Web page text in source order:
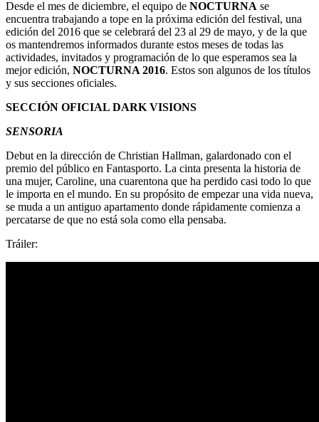
Desde el mes de diciembre, el equipo de NOCTURNA se
encuentra trabajando a tope en la próxima edición del festival, una
edición del 2016 que se celebrará del 23 al 29 de mayo, y de la que
os mantendremos informados durante estos meses de todas las
actividades, invitados y programación de lo que esperamos sea la
mejor edición, NOCTURNA 2016. Estos son algunos de los títulos
y sus secciones oficiales.
SECCIÓN OFICIAL DARK VISIONS
SENSORIA
Debut en la dirección de Christian Hallman, galardonado con el
premio del público en Fantasporto. La cinta presenta la historia de
una mujer, Caroline, una cuarentona que ha perdido casi todo lo que
le importa en el mundo. En su propósito de empezar una vida nueva,
se muda a un antiguo apartamento donde rápidamente comienza a
percatarse de que no está sola como ella pensaba.
Tráiler: